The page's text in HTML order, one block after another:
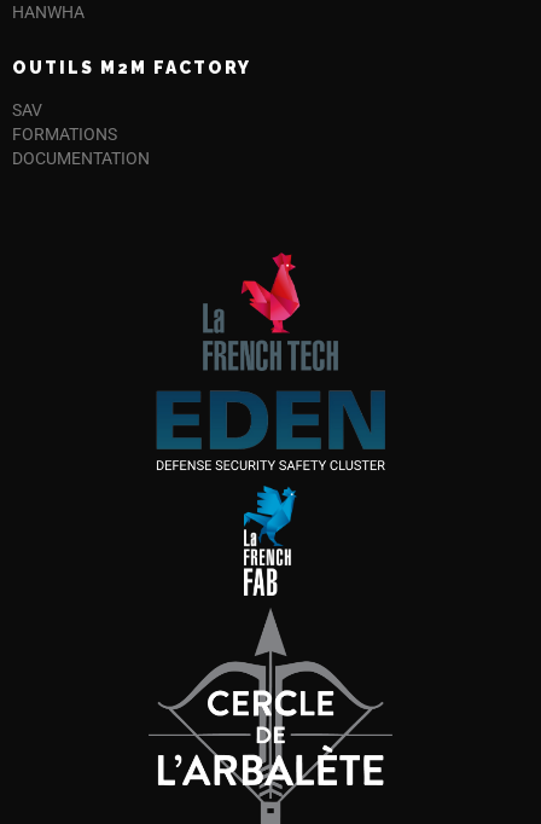
HANWHA
OUTILS M2M FACTORY
SAV
FORMATIONS
DOCUMENTATION